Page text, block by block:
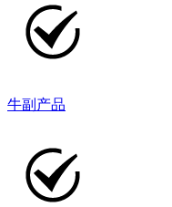
牛副产品